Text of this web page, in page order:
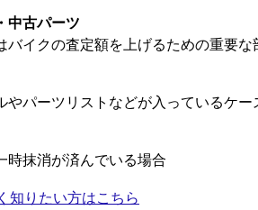
中古パーツ
バイクの査定額を上げるための重要な
やパーツリストなどが入っているケー
時抹消が済んでいる場合
知りたい方はこちら